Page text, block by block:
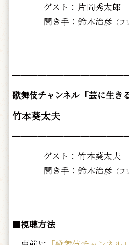
ゲスト： 片岡秀太郎
聞き手： 鈴木治彦 （
歌舞伎チャンネル「芸に生き
竹本葵太夫
ゲスト： 竹本葵太夫
聞き手： 鈴木治彦 （
■視聴方法